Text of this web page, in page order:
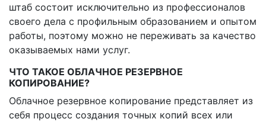
штаб состоит исключительно из профессионалов
своего дела с профильным образованием и опытом
работы, поэтому можно не переживать за качество
оказываемых нами услуг.
ЧТО ТАКОЕ ОБЛАЧНОЕ РЕЗЕРВНОЕ
КОПИРОВАНИЕ?
Облачное резервное копирование представляет из
себя процесс создания точных копий всех или